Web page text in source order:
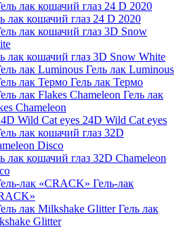
лак кошачий глаз 24 D 2020
лак кошачий глаз 3D Snow White
Гель лак Luminous
Гель лак Термо
Гель лак
Chameleon
24D Wild Cat eyes
лак кошачий глаз 32D Chameleon
Гель-лак
Гель лак
Glitter